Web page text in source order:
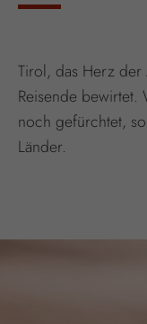
Tirol, das Herz der
Reisende bewirtet.
noch gefürchtet,
Länder.